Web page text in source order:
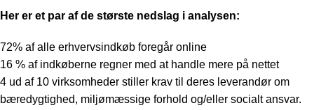
Her er et par af de største nedslag i analysen:
72% af alle erhvervsindkøb foregår online
16 % af indkøberne regner med at handle mere på nettet
4 ud af 10 virksomheder stiller krav til deres leverandør om
bæredygtighed, miljømæssige forhold og/eller socialt ansvar.